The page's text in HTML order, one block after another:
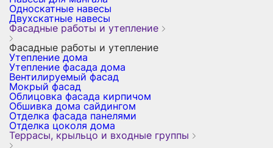
Односкатные навесы
Двухскатные навесы
Фасадные работы и утепление
Фасадные работы и утепление
Утепление дома
Утепление фасада дома
Вентилируемый фасад
Мокрый фасад
Облицовка фасада кирпичом
Обшивка дома сайдингом
Отделка фасада панелями
Отделка цоколя дома
Террасы, крыльцо и входные группы